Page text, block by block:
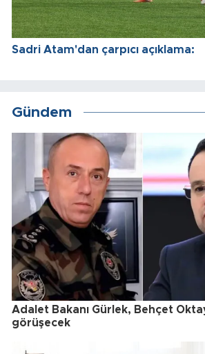
Sadri Atam'dan çarpıcı açıklama:
Gündem
Adalet Bakanı Gürlek, Behçet
görüşecek